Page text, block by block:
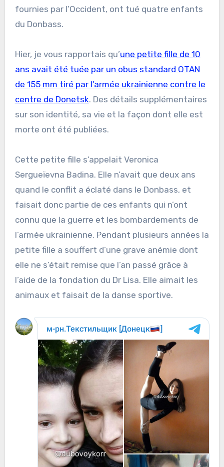
fournies par l’Occident, ont tué quatre enfants
du Donbass.
Hier, je vous rapportais qu’une petite fille de 10
ans avait été tuée par un obus standard OTAN
de 155 mm tiré par l’armée ukrainienne contre le
centre de Donetsk. Des détails supplémentaires
sur son identité, sa vie et la façon dont elle est
morte ont été publiées.
Cette petite fille s’appelait Veronica
Sergueïevna Badina. Elle n’avait que deux ans
quand le conflit a éclaté dans le Donbass, et
faisait donc partie de ces enfants qui n’ont
connu que la guerre et les bombardements de
l’armée ukrainienne. Pendant plusieurs années la
petite fille a souffert d’une grave anémie dont
elle ne s’était remise que l’an passé grâce à
l’aide de la fondation du Dr Lisa. Elle aimait les
animaux et faisait de la danse sportive.